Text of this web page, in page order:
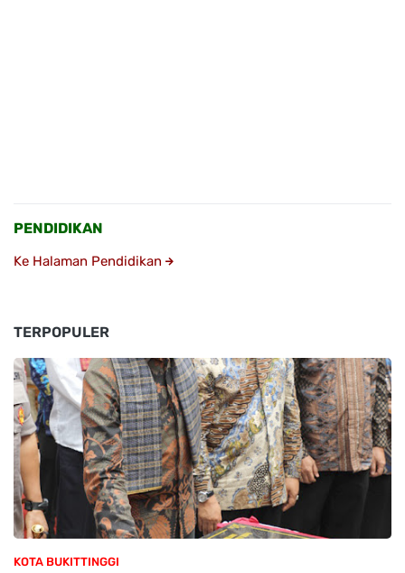
PENDIDIKAN
Ke Halaman Pendidikan
TERPOPULER
KOTA BUKITTINGGI